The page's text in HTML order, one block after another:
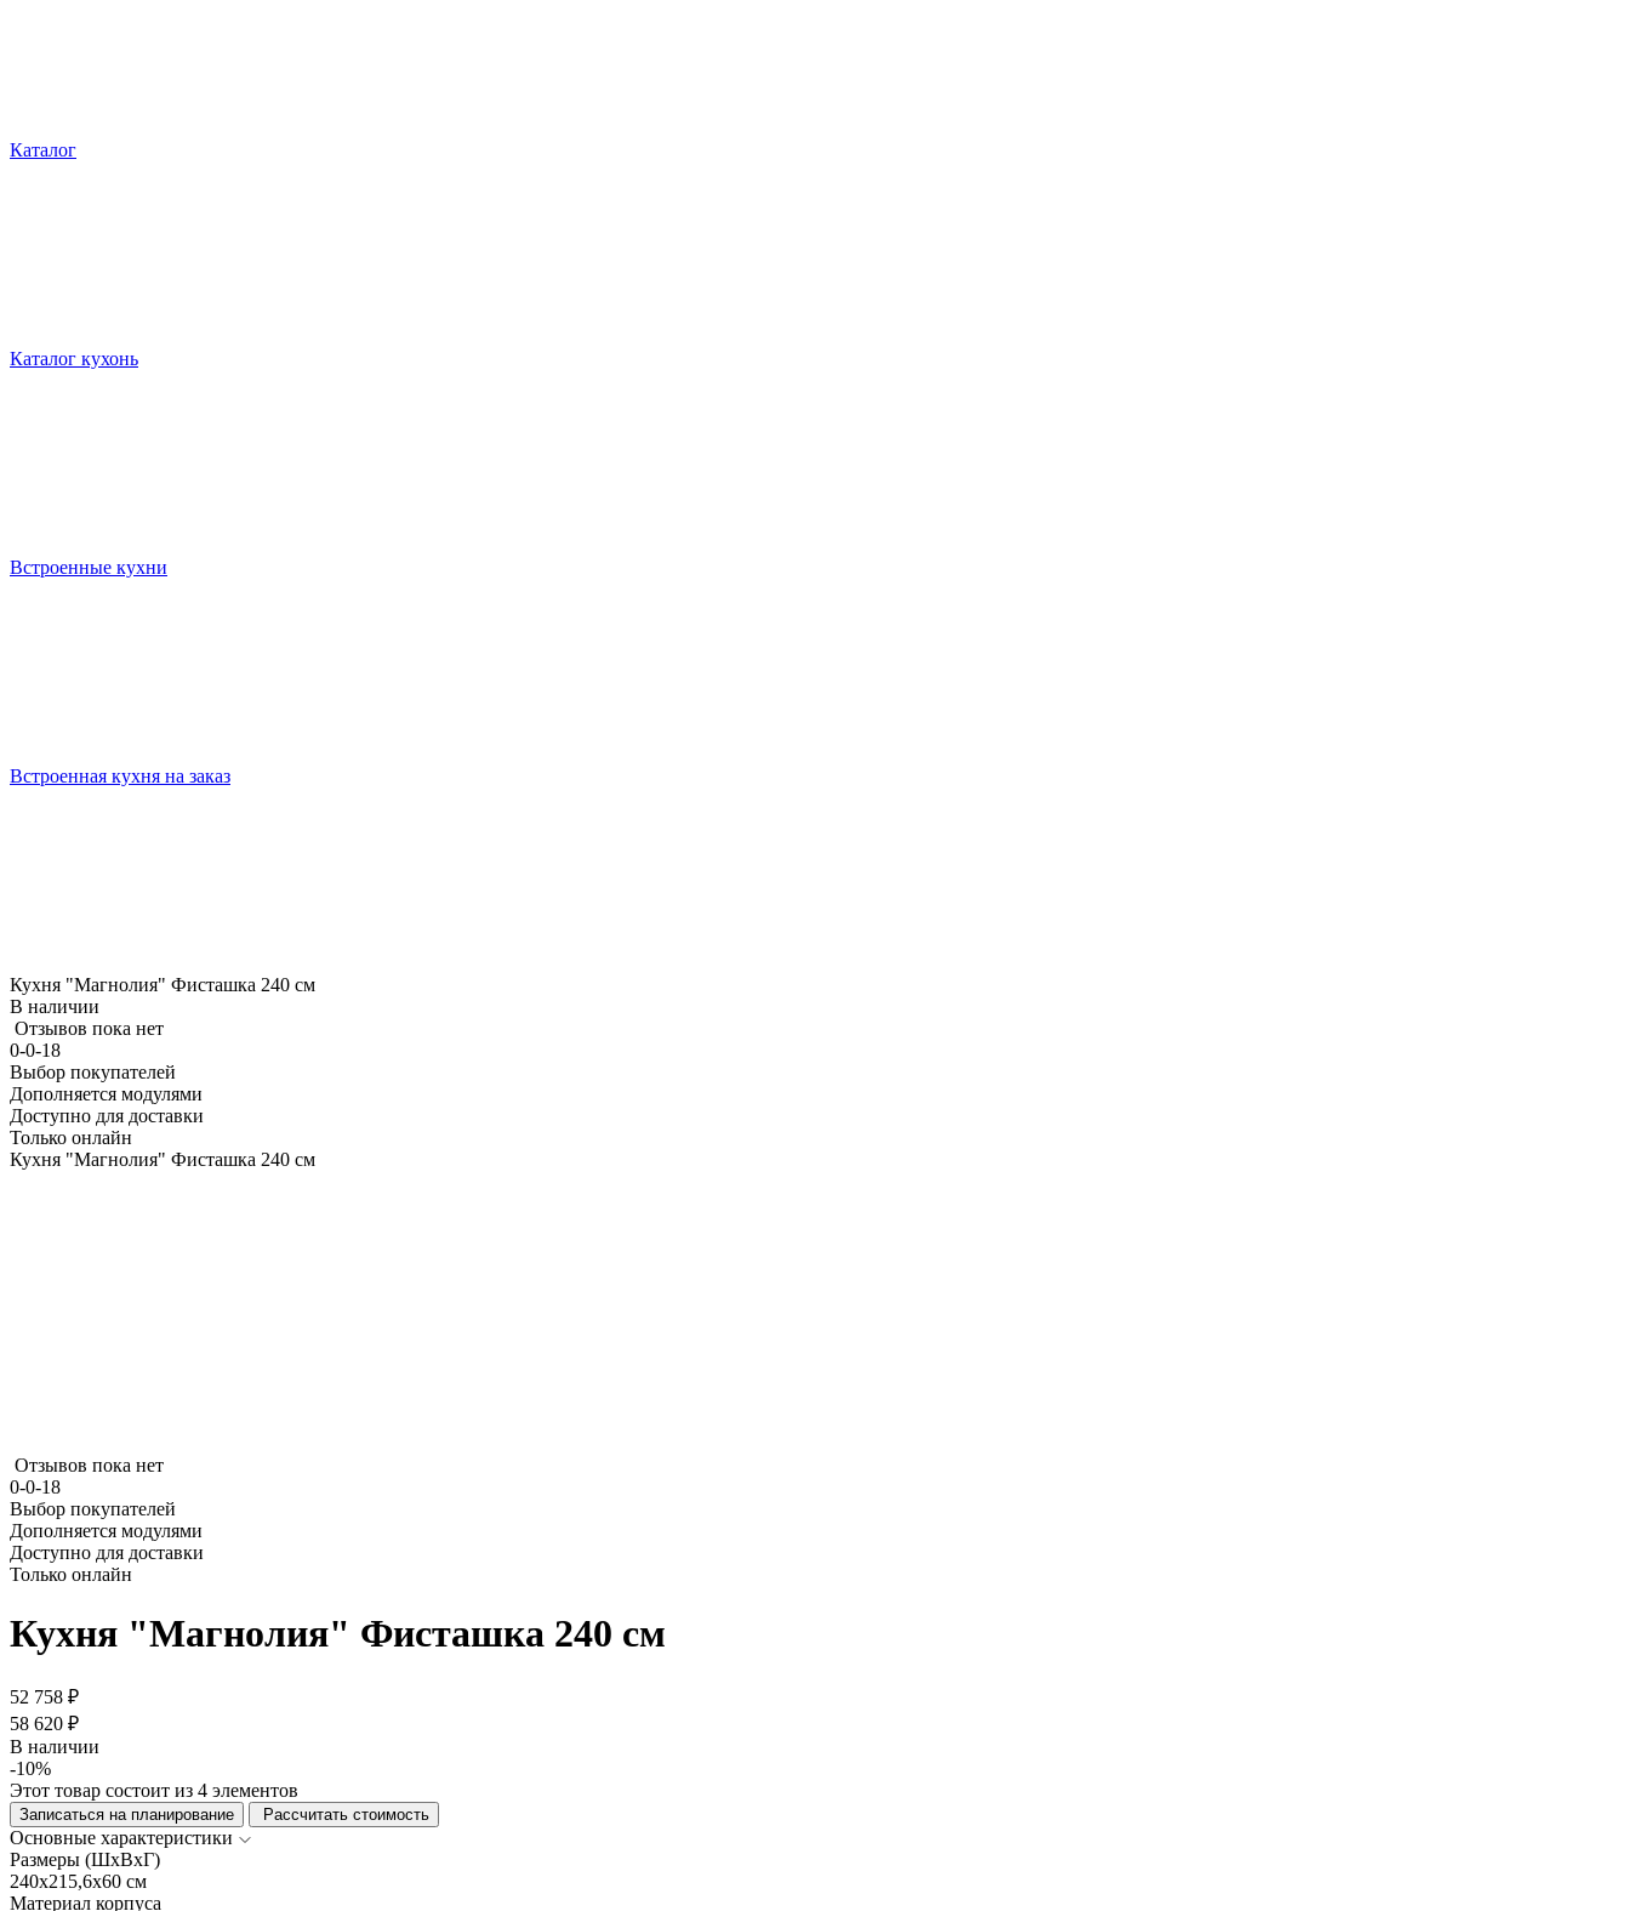
Каталог
Каталог кухонь
Встроенные кухни
Встроенная кухня на заказ
Кухня "Магнолия" Фисташка 240 см
В наличии
Отзывов пока нет
0-0-18
Выбор покупателей
Дополняется модулями
Доступно для доставки
Только онлайн
Кухня "Магнолия" Фисташка 240 см
Отзывов пока нет
0-0-18
Выбор покупателей
Дополняется модулями
Доступно для доставки
Только онлайн
Кухня "Магнолия" Фисташка 240 см
52 758 ₽
58 620 ₽
В наличии
-10%
Этот товар состоит из 4 элементов
Записаться на планирование Рассчитать стоимость
Основные характеристики
Размеры (ШхВхГ)
240x215,6x60 см
Материал корпуса